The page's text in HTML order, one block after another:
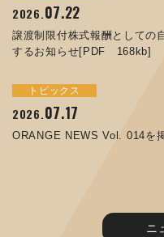
2026.07.22
譲渡制限付株式報酬としての
するお知らせ[PDF 168kb]
トピックス
2026.07.17
ORANGE NEWS Vol. 014を
お知らせ
2025.05.29
コラムを更新しました：MEX
お知らせ
2025.05.15
2025.09.10
ORANGE NEWS Vol. 011を
2025.07.31
ORANGE NEWS Vol. 010を
2024.09.26
JIMTOF2024 出展のご案
2024.05.13
MEX金沢2024 学生向け会社
終了しました
IR
2026.07.01
コーポレートガバナンス報告
IR
2026.06.26
第65回定時株主総会のご報告
サステナビリティ
2025.12.09
令和７年度石川県ワークライ
サステナビリティ
2025.12.04
ニ